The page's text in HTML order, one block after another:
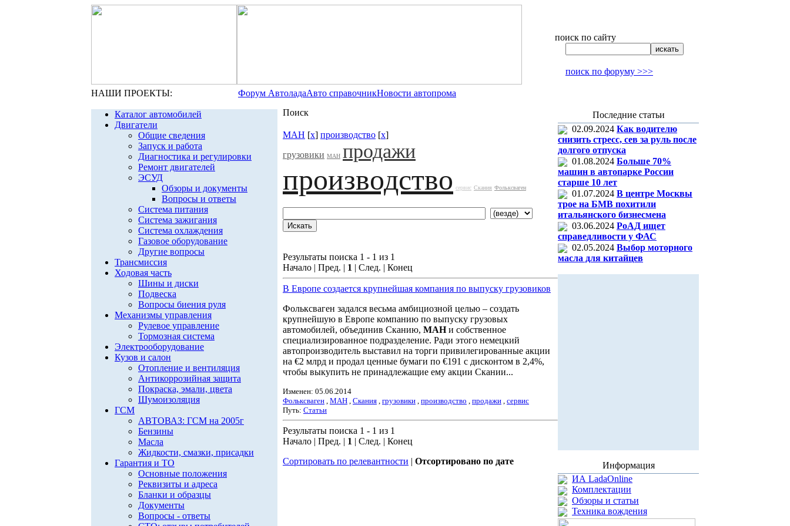
поиск по сайту
поиск по форуму >>>
НАШИ ПРОЕКТЫ: Форум АвтоладаАвто справочникНовости автопрома
Каталог автомобилей
Двигатели
Общие сведения
Запуск и работа
Диагностика и регулировки
Ремонт двигателей
ЭСУД
Обзоры и документы
Вопросы и ответы
Система питания
Система зажигания
Система охлаждения
Газовое оборудование
Другие вопросы
Трансмиссия
Ходовая часть
Шины и диски
Подвеска
Вопросы биения руля
Механизмы управления
Рулевое управление
Тормозная система
Электрооборудование
Кузов и салон
Отопление и вентиляция
Антикоррозийная защита
Покраска, эмали, цвета
Шумоизоляция
ГСМ
АВТОВАЗ: ГСМ на 2005г
Бензины
Масла
Жидкости, смазки, присадки
Гарантия и ТО
Основные положения
Реквизиты и адреса
Бланки и образцы
Документы
Вопросы - ответы
Поиск
МАН [x] производство [x]
грузовики МАН продажи
производство сервис Скания Фольксваген
Результаты поиска 1 - 1 из 1
Начало | Пред. | 1 | След. | Конец
В Европе создается крупнейшая компания по выпуску грузовиков
Фольксваген задался весьма амбициозной целью – создать
крупнейшую в Европе компанию по выпуску грузовых
автомобилей, объединив Сканию, МАНи собственное
специализированное подразделение. Ради этого немецкий
автопроизводитель выставил на торги привилегированные акции
на €2 млрд и продал ценные бумаги по €191 с дисконтом в 2,4%,
чтобы выкупить не принадлежащие ему акции Скании...
Изменен: 05.06.2014
Фольксваген , МАН , Скания , грузовики , производство , продажи , сервис
Путь: Статьи
Результаты поиска 1 - 1 из 1
Начало | Пред. | 1 | След. | Конец
Сортировать по релевантности | Отсортировано по дате
Последние статьи
02.09.2024 Как водителю
снизить стресс, сев за руль после
долгого отпуска
01.08.2024 Больше 70%
машин в автопарке России
старше 10 лет
01.07.2024 В центре Москвы
трое на БМВ похитили
итальянского бизнесмена
03.06.2024 РоАД ищет
справедливости у ФАС
02.05.2024 Выбор моторного
масла для китайцев
Информация
ИА LadaOnline
Комплектации
Обзоры и статьи
Техника вождения